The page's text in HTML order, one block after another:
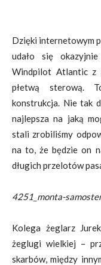
Dzięki internetowym
udało się
Windpilot Atlantic z
płetwą sterową.
konstrukcja. Nie tak
najlepsza na jaką
stali zrobiliśmy
na to, że będzie on
długich przelotów
4251_monta-
Kolega żeglarz
żeglugi wielkiej –
skarbów, między